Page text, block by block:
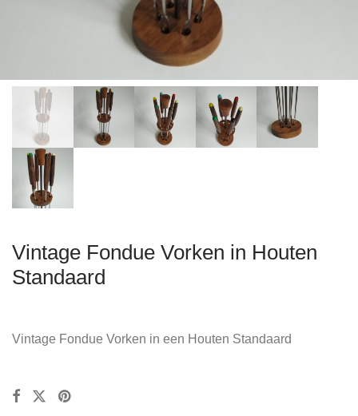
Vintage Fondue Vorken in Houten
Standaard
Vintage Fondue Vorken in een Houten Standaard